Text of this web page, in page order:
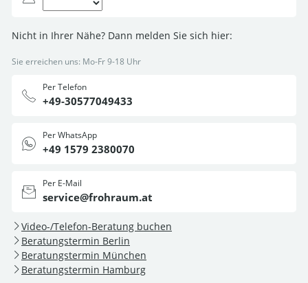
Nicht in Ihrer Nähe? Dann melden Sie sich hier:
Sie erreichen uns: Mo-Fr 9-18 Uhr
Per Telefon
+49-30577049433
Per WhatsApp
+49 1579 2380070
Per E-Mail
service@frohraum.at
Video-/Telefon-Beratung buchen
Beratungstermin Berlin
Beratungstermin München
Beratungstermin Hamburg